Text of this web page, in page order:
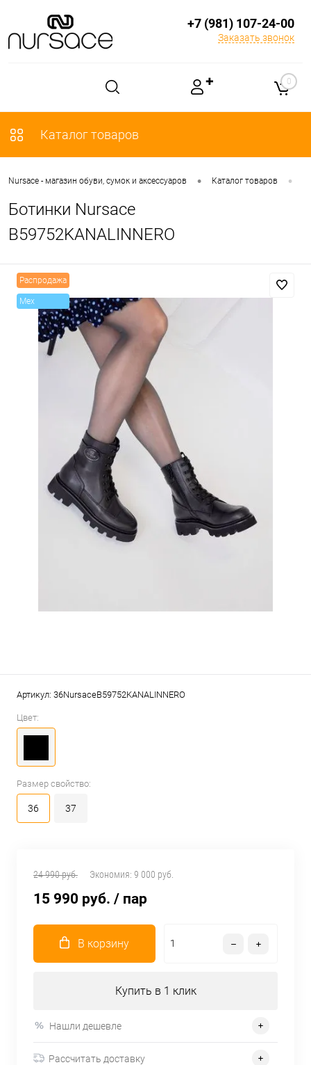
+7 (981) 107-24-00
Заказать звонок
✚ 0
Каталог товаров
Nursace - магазин обуви, сумок и аксессуаров • Каталог товаров •
Ботинки Nursace
B59752KANALINNERO
Распродажа
Mex
Артикул: 36NursaceB59752KANALINNERO
Цвет:
Размер свойство:
36 37
24 990 руб. Экономия: 9 000 руб.
15 990 руб. / пар
В корзину
Купить в 1 клик
Нашли дешевле
Рассчитать доставку